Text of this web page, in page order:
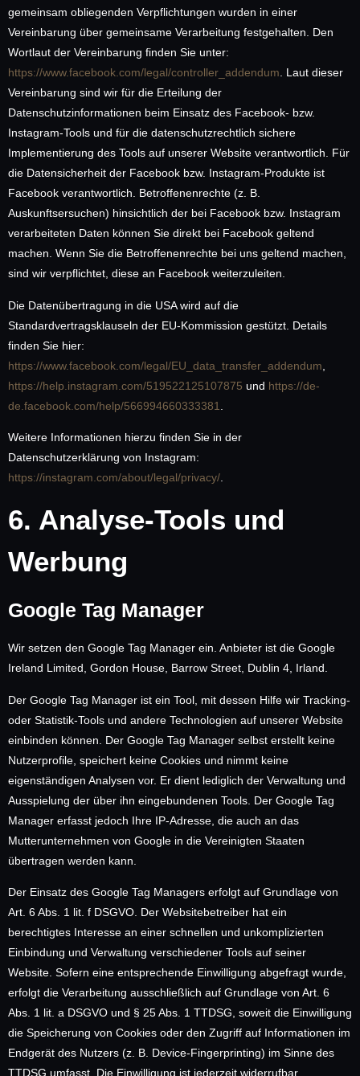
gemeinsam obliegenden Verpflichtungen wurden in einer
Vereinbarung über gemeinsame Verarbeitung festgehalten. Den
Wortlaut der Vereinbarung finden Sie unter:
https://www.facebook.com/legal/controller_addendum. Laut dieser
Vereinbarung sind wir für die Erteilung der
Datenschutzinformationen beim Einsatz des Facebook- bzw.
Instagram-Tools und für die datenschutzrechtlich sichere
Implementierung des Tools auf unserer Website verantwortlich. Für
die Datensicherheit der Facebook bzw. Instagram-Produkte ist
Facebook verantwortlich. Betroffenenrechte (z. B.
Auskunftsersuchen) hinsichtlich der bei Facebook bzw. Instagram
verarbeiteten Daten können Sie direkt bei Facebook geltend
machen. Wenn Sie die Betroffenenrechte bei uns geltend machen,
sind wir verpflichtet, diese an Facebook weiterzuleiten.
Die Datenübertragung in die USA wird auf die
Standardvertragsklauseln der EU-Kommission gestützt. Details
finden Sie hier:
https://www.facebook.com/legal/EU_data_transfer_addendum
https://help.instagram.com/519522125107875 und https://de-
de.facebook.com/help/566994660333381
Weitere Informationen hierzu finden Sie in der
Datenschutzerklärung von Instagram:
https://instagram.com/about/legal/privacy/
6. Analyse-Tools und
Werbung
Google Tag Manager
Wir setzen den Google Tag Manager ein. Anbieter ist die Google
Ireland Limited, Gordon House, Barrow Street, Dublin 4, Irland.
Der Google Tag Manager ist ein Tool, mit dessen Hilfe wir Tracking-
oder Statistik-Tools und andere Technologien auf unserer Website
einbinden können. Der Google Tag Manager selbst erstellt keine
Nutzerprofile, speichert keine Cookies und nimmt keine
eigenständigen Analysen vor. Er dient lediglich der Verwaltung und
Ausspielung der über ihn eingebundenen Tools. Der Google Tag
Manager erfasst jedoch Ihre IP-Adresse, die auch an das
Mutterunternehmen von Google in die Vereinigten Staaten
übertragen werden kann.
Der Einsatz des Google Tag Managers erfolgt auf Grundlage von
Art. 6 Abs. 1 lit. f DSGVO. Der Websitebetreiber hat ein
berechtigtes Interesse an einer schnellen und unkomplizierten
Einbindung und Verwaltung verschiedener Tools auf seiner
Website. Sofern eine entsprechende Einwilligung abgefragt wurde,
erfolgt die Verarbeitung ausschließlich auf Grundlage von Art. 6
Abs. 1 lit. a DSGVO und § 25 Abs. 1 TTDSG, soweit die Einwilligung
die Speicherung von Cookies oder den Zugriff auf Informationen im
Endgerät des Nutzers (z. B. Device-Fingerprinting) im Sinne des
TTDSG umfasst. Die Einwilligung ist jederzeit widerrufbar.